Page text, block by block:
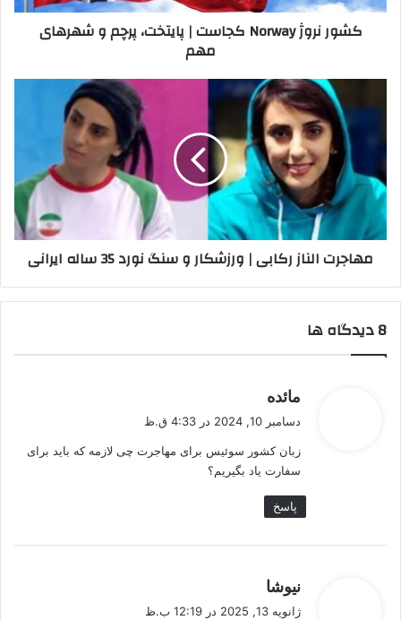
شهرهای
کشور نروژ Norway کجاست | پایتخت، پرچم و شهرهای
مهم
الناز
|
ورزشکار
و
سنگ
نورد
35
سالهمهاجرت الناز رکابی | ورزشکار و سنگ نورد 35 ساله ایرانی
‫8 دیدگاه ها
مائده
:
دسامبر 10, 2024 در 4:33 ق.ظ
زبان کشور سوئیس برای مهاجرت چی لازمه که باید برای
سفارت یاد بگیریم؟
پاسخ
نیوشا
ف
ژانویه 13, 2025 در 12:19 ب.ظ